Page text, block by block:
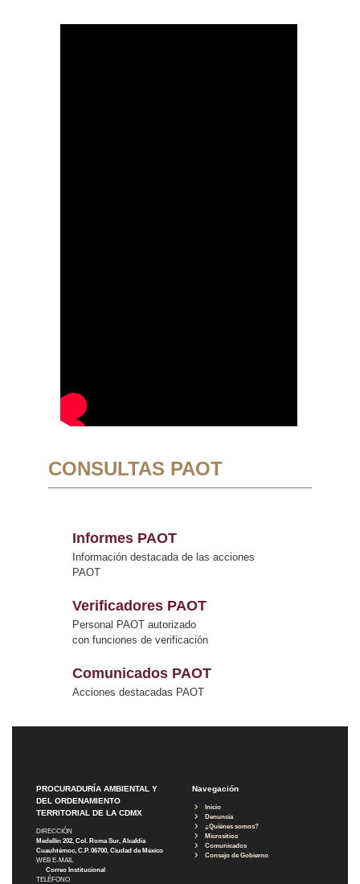
CONSULTAS PAOT
Informes PAOT
Información destacada de las acciones
PAOT
Verificadores PAOT
Personal PAOT autorizado
con funciones de verificación
Comunicados PAOT
Acciones destacadas PAOT
PROCURADURÍA AMBIENTAL Y
DEL ORDENAMIENTO
TERRITORIAL DE LA CDMX
DIRECCIÓN
Medellín 202, Col. Roma Sur, Alcaldía
Cuauhtémoc, C.P. 06700, Ciudad de México
WEB E-MAIL
Correo Institucional
TELÉFONO
Navegación
Inicio
Denuncia
¿Quiénes somos?
Micrositios
Comunicados
Consejo de Gobierno